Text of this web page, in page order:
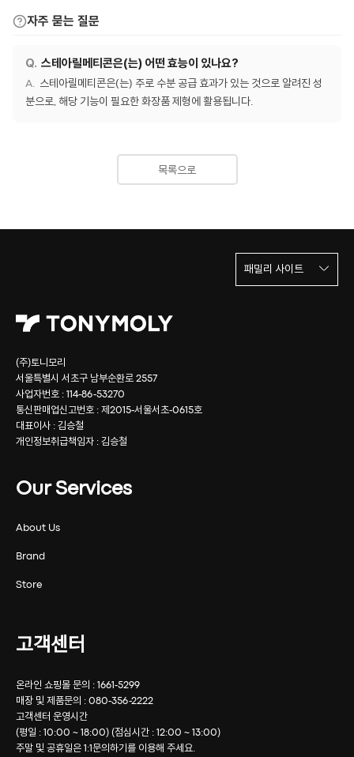
자주 묻는 질문
스테아릴메티콘은(는) 어떤 효능이 있나요?
스테아릴메티콘은(는) 주로 수분 공급 효과가 있는 것으로 알려진 성
분으로, 해당 기능이 필요한 화장품 제형에 활용됩니다.
목록으로
(주)토니모리
서울특별시 서초구 남부순환로 2557
사업자번호 : 114-86-53270
통신판매업신고번호 : 제2015-서울서초-0615호
대표이사 : 김승철
개인정보취급책임자 : 김승철
Our Services
About Us
Brand
Store
고객센터
온라인 쇼핑몰 문의 : 1661-5299
매장 및 제품문의 : 080-356-2222
고객센터 운영시간
(평일 : 10:00 ~ 18:00) (점심시간 : 12:00 ~ 13:00)
주말 및 공휴일은 1:1문의하기를 이용해 주세요.
패밀리 사이트